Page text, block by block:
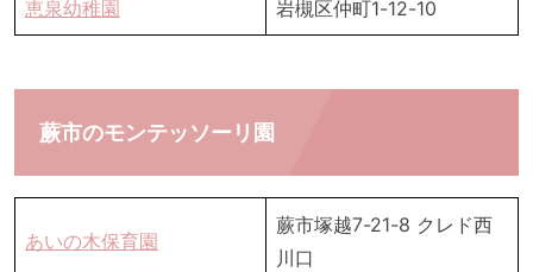
恵泉幼稚園 岩槻区仲町1-12-10
蕨市のモンテッソーリ園
あいの木保育園
蕨市塚越7-21-8 クレド西
川口